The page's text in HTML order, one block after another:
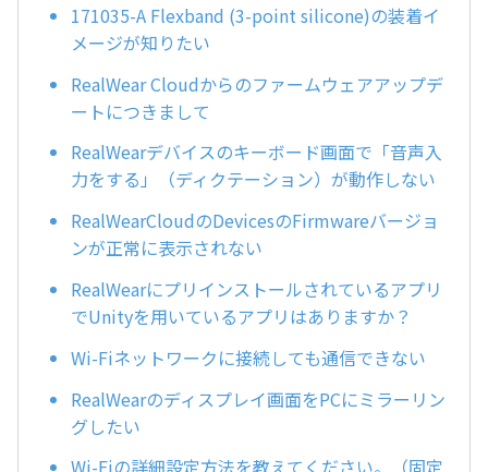
171035-A Flexband (3-point silicone)の装着イ
メージが知りたい
RealWear Cloudからのファームウェアアップデ
ートにつきまして
RealWearデバイスのキーボード画面で「音声入
力をする」（ディクテーション）が動作しない
RealWearCloudのDevicesのFirmwareバージョ
ンが正常に表示されない
RealWearにプリインストールされているアプリ
でUnityを用いているアプリはありますか？
Wi-Fiネットワークに接続しても通信できない
RealWearのディスプレイ画面をPCにミラーリン
グしたい